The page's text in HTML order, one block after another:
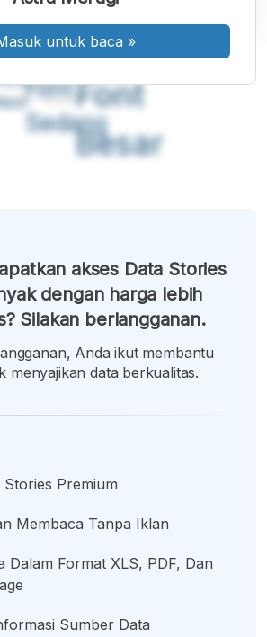
Font
Sedang
Font
Besar
untuk baca »
akses Data Stories
dengan harga lebih
Silakan berlangganan.
Anda ikut membantu
menyajikan data berkualitas.
Stories Premium
Membaca Tanpa Iklan
Dalam Format XLS, PDF, Dan
Sumber Data